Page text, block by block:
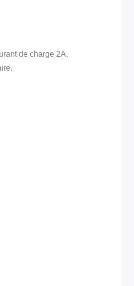
de charge 2A,